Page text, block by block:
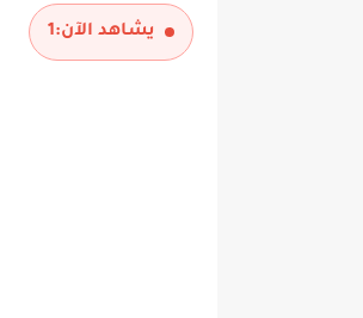
يشاهد الآن:1